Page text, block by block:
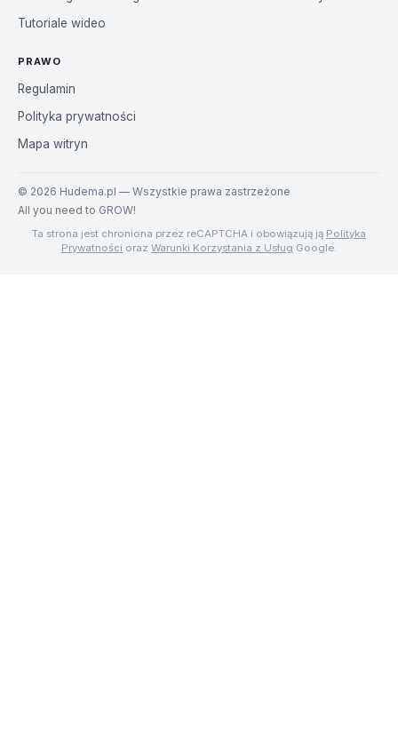
Tutoriale wideo
PRAWO
Regulamin
Polityka prywatności
Mapa witryn
© 2026 Hudema.pl — Wszystkie prawa zastrzeżone
All you need to GROW!
Ta strona jest chroniona przez reCAPTCHA i obowiązują ją Polityka
Prywatności oraz Warunki Korzystania z Usług Google.